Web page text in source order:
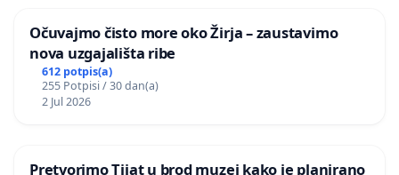
Očuvajmo čisto more oko Žirja – zaustavimo
nova uzgajališta ribe
612 potpis(a)
255 Potpisi / 30 dan(a)
2 Jul 2026
Pretvorimo Tijat u brod muzej kako je planirano